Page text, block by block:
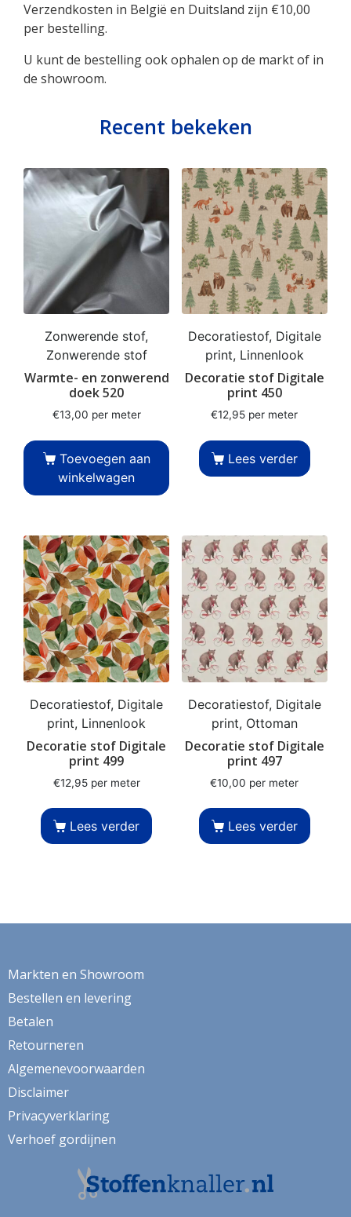
Verzendkosten in België en Duitsland zijn €10,00
per bestelling.
U kunt de bestelling ook ophalen op de markt of in
de showroom.
Recent bekeken
Zonwerende stof,
Zonwerende stof
Warmte- en zonwerend
doek 520
€13,00 per meter
Toevoegen aan
winkelwagen
Decoratiestof, Digitale
print, Linnenlook
Decoratie stof Digitale
print 450
€12,95 per meter
Lees verder
Decoratiestof, Digitale
print, Linnenlook
Decoratie stof Digitale
print 499
€12,95 per meter
Lees verder
Decoratiestof, Digitale
print, Ottoman
Decoratie stof Digitale
print 497
€10,00 per meter
Lees verder
Markten en Showroom
Bestellen en levering
Betalen
Retourneren
Algemenevoorwaarden
Disclaimer
Privacyverklaring
Verhoef gordijnen